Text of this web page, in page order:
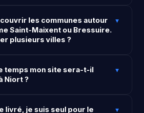
accessibles et plus durables une fois
généré par le SEO à Niort coûte
à acquérir que dans une grande
de communication spécifiques
importance de la conformité,
professionnelle. On intègre ces
courtier indépendant, un cabinet
lié à l’écosystème niortais
les communes autour
Saint-Maixent ou Bressuire.
plusieurs villes ?
▼
zone d’intervention, avec un
à chaque localité. Ces pages
temps mon site sera-t-il
Niort ?
▼
plus complexe avec des
livré, je suis seul pour le ▼